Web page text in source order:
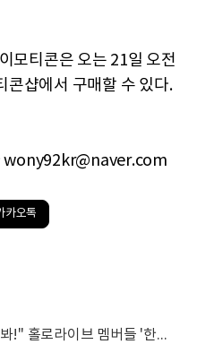
모티콘은 오는 21일 오전
콘샵에서 구매할 수 있다.
wony92kr@naver.com
카오톡
[버튜버 뉴스] "서울 팝콘에서 봐!" 홀로라이브 멤버들 '한국어 랩' 공개